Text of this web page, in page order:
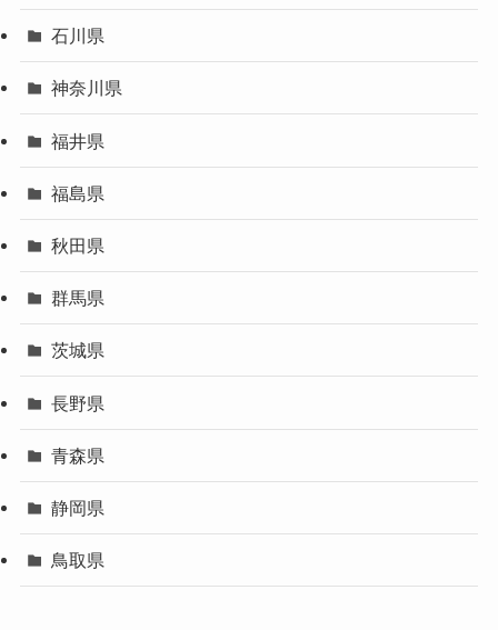
石川県
神奈川県
福井県
福島県
秋田県
群馬県
茨城県
長野県
青森県
静岡県
鳥取県